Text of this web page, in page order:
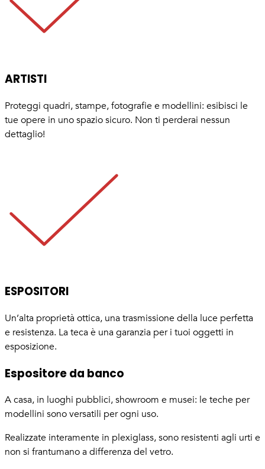
ARTISTI
Proteggi quadri, stampe, fotografie e modellini: esibisci le
tue opere in uno spazio sicuro. Non ti perderai nessun
dettaglio!
ESPOSITORI
Un’alta proprietà ottica, una trasmissione della luce perfetta
e resistenza. La teca è una garanzia per i tuoi oggetti in
esposizione.
Espositore da banco
A casa, in luoghi pubblici, showroom e musei: le teche per
modellini sono versatili per ogni uso.
Realizzate interamente in plexiglass, sono resistenti agli urti e
non si frantumano a differenza del vetro.​